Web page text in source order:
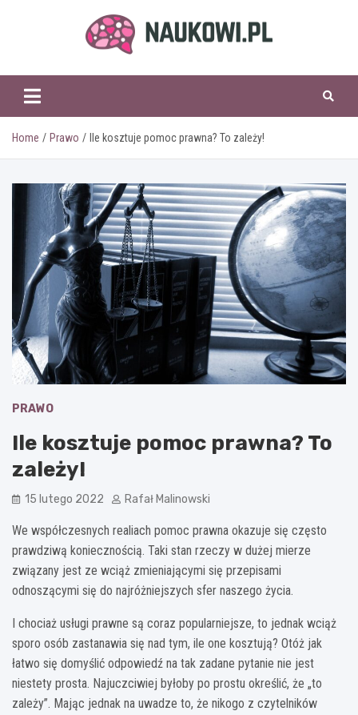
naukowi.pl
Home Prawo Ile kosztuje pomoc prawna? To zależy!
PRAWO
Ile kosztuje pomoc prawna? To
zależy!
15 lutego 2022 Rafał Malinowski
We współczesnych realiach pomoc prawna okazuje się często
prawdziwą koniecznością. Taki stan rzeczy w dużej mierze
związany jest ze wciąż zmieniającymi się przepisami
odnoszącymi się do najróżniejszych sfer naszego życia.
I chociaż usługi prawne są coraz popularniejsze, to jednak wciąż
sporo osób zastanawia się nad tym, ile one kosztują? Otóż jak
łatwo się domyślić odpowiedź na tak zadane pytanie nie jest
niestety prosta. Najuczciwiej byłoby po prostu określić, że „to
zależy”. Mając jednak na uwadze to, że nikogo z czytelników